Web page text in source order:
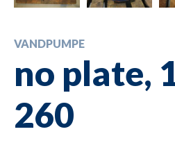
VANDPUMPE
no plate,
260